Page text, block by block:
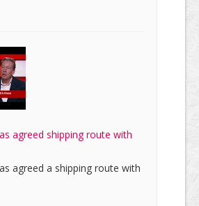
agreed shipping route with
agreed a shipping route with